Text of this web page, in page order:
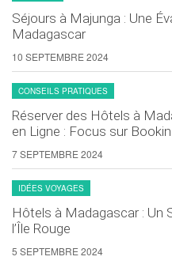
Séjours à Majunga : Une
Madagascar
10 SEPTEMBRE 2024
CONSEILS PRATIQUES
Réserver des Hôtels à
en Ligne : Focus sur
7 SEPTEMBRE 2024
IDÉES VOYAGES
Hôtels à Madagascar : Un
l’Île Rouge
5 SEPTEMBRE 2024